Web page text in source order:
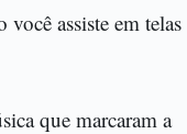
assiste em telas
que marcaram a